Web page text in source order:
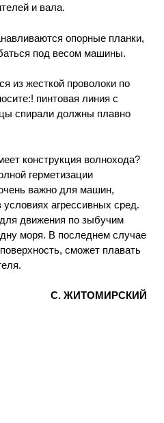
и вала.
опорные планки,
под весом машины.
из жесткой проволоки по
пинтовая линия с
спирали должны плавно
конструкция волнохода?
герметизации
важно для машин,
агрессивных сред.
движения по зыбучим
моря. В последнем случае
сможет плавать
С. ЖИТОМИРСКИЙ